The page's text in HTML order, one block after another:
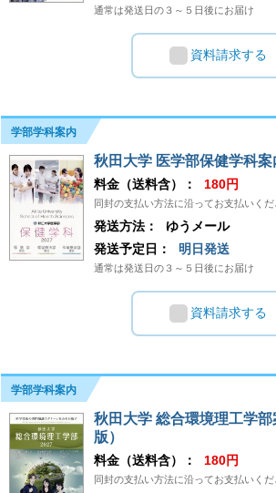
通常は発送日の３～５日後にお届け
資料請求する
学部学科案内
秋田大学 医学部保健学科案
料金（送料含）： 180円
同封の支払い方法に沿ってお支払いく
発送方法：
ゆうメール
発送予定日：
明日発送
通常は発送日の３～５日後にお届け
資料請求する
学部学科案内
秋田大学 総合環境理工学
版）
料金（送料含）： 180円
同封の支払い方法に沿ってお支払いく